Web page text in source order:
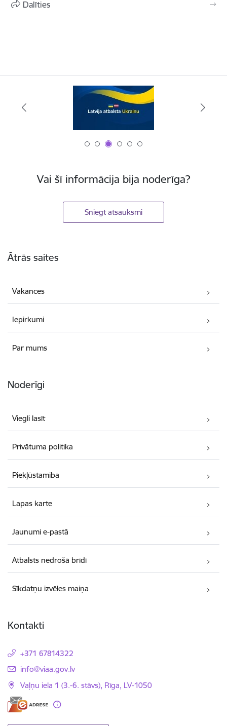
Dalīties
Vai šī informācija bija noderīga?
Sniegt atsauksmi
Ātrās saites
Vakances
Iepirkumi
Par mums
Noderīgi
Viegli lasīt
Privātuma politika
Piekļūstamība
Lapas karte
Jaunumi e-pastā
Atbalsts nedrošā brīdī
Sīkdatņu izvēles maiņa
Kontakti
+371 67814322
E-pasts:
info@viaa.gov.lv
Vaļņu iela 1 (3.-6. stāvs), Rīga, LV-1050